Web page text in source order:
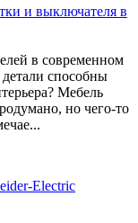
и выключателя в
в современном
способны
Мебель
но чего-то
Electric